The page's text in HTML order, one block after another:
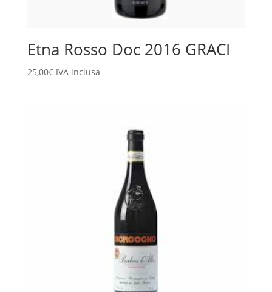
Etna Rosso Doc 2016 GRACI
25,00€ IVA inclusa